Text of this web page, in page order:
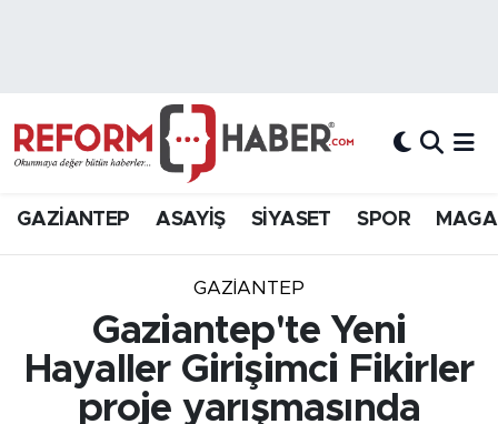
GAZİANTEP ASAYİŞ SİYASET SPOR
GAZIANTEP
Gaziantep'te Yeni
Hayaller Girişimci Fikirler
proje yarışmasında
Hava Durumu
Süper Lig Puan Durumu ve Fikstür
Tüm Manşetler
Son Dakika Haberleri